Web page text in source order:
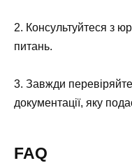
2. Консультуйтеся з
питань.
3. Завжди перевіряйте
документації, яку
FAQ